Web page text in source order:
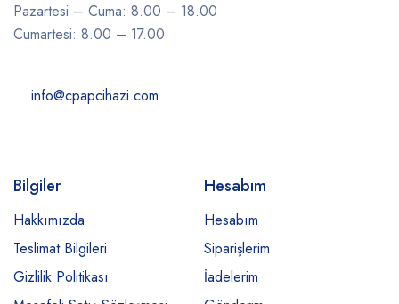
Pazartesi – Cuma: 8.00 – 18.00
Cumartesi: 8.00 – 17.00
info@cpapcihazi.com
Bilgiler
Hakkımızda
Teslimat Bilgileri
Gizlilik Politikası
Hesabım
Hesabım
Siparişlerim
İadelerim